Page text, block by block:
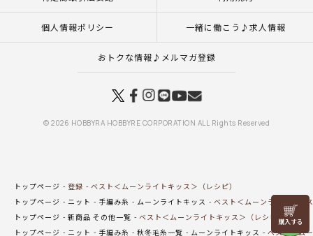
リリヤン
フェア
個人情報ポリシー 一緒に働こう♪求人情報
おトクな情報♪メルマガ登録
© 2026 HOBBYRA HOBBYRE CORPORATION ALL Rights Reserved
トップページ 登録
ベスト＜ムーンライトキッス＞（レシピ）
トップページ
ニット 手編み糸 ムーンライトキッス
ベスト＜ムーンライトキッ
トップページ
新商品 その他一覧
ベスト＜ムーンライトキッス＞（レシピ）
トップページ
ニット 手編み糸 秋冬毛糸一覧 ムーンライトキッス ベスト＜ム